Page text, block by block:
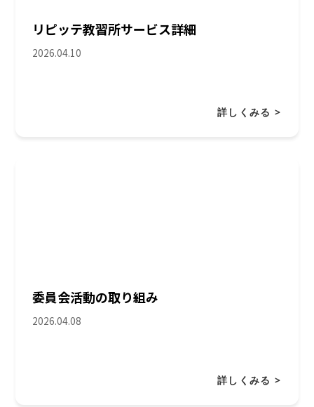
リピッテ教習所サービス詳細
2026.04.10
詳しくみる >
委員会活動の取り組み
2026.04.08
詳しくみる >